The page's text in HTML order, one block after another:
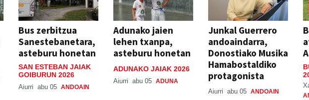
Bus zerbitzua
Sanestebanetara,
asteburu honetan
SAN ESTEBAN JAIAK
GOIBURUN 2026
Aiurri abu 05 ANDOAIN
Adunako jaien
lehen txanpa,
asteburu honetan
ADUNAKO JAIAK 2026
Aiurri abu 05 ADUNA
Junkal Guerrero
andoaindarra,
Donostiako Musika
Hamabostaldiko
protagonista
Aiurri abu 05 ANDOAIN